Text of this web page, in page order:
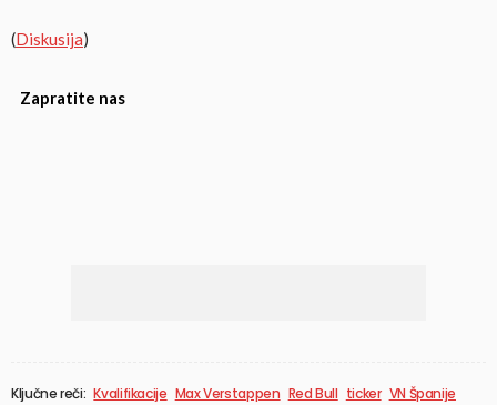
(Diskusija)
Zapratite nas
Ključne reči: Kvalifikacije Max Verstappen Red Bull ticker VN Španije